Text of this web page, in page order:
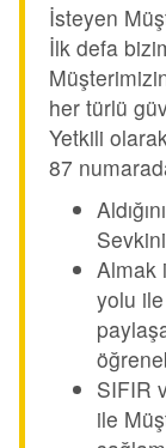
İsteyen
İlk defa
her türlü
Yetkili
87
Almak
yolu
SIFIR
ile